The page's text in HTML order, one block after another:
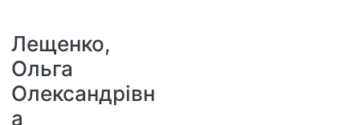
Лещенко,
Ольга
Олександрівн
а